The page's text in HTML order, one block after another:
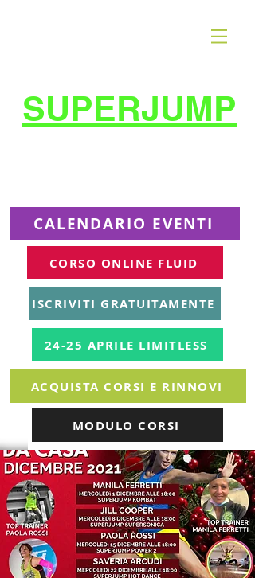
SUPERJUMP
CALENDARIO EVENTI
CORSO ONLINE FLUID
ISCRIVITI GRATUITAMENTE
24-25 APRILE LIMITLESS
ACQUISTA CORSI E RINNOVI
MODULO CORSI